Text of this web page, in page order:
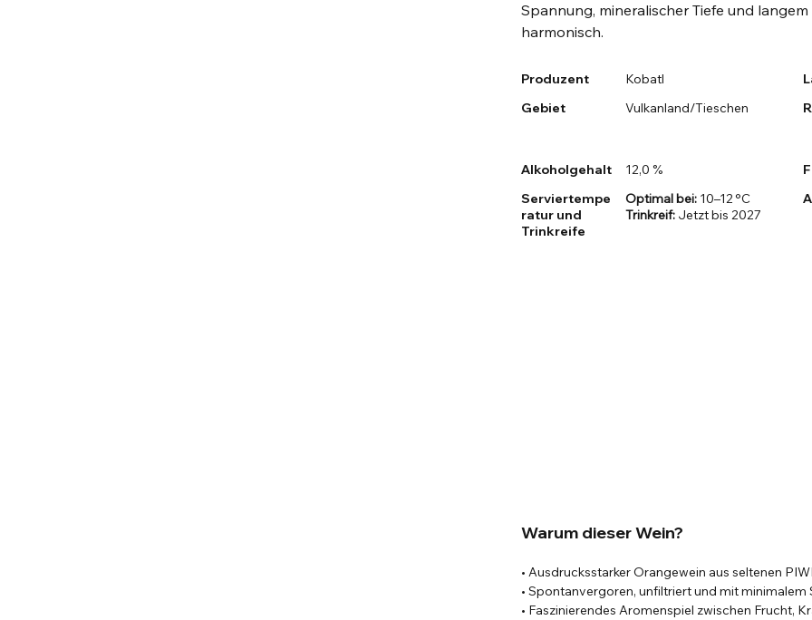
Spannung, mineralischer Tiefe und
harmonisch.
Produzent Kobatl
Gebiet
Vulkanland/Tieschen
Alkoholgehalt
12,0 %
Serviertempe
ratur und
Trinkreife
Optimal bei:10–12 °C
Trinkreif:Jetzt bis 2027
Warum dieser Wein?
• Ausdrucksstarker Orangewein aus seltenen
• Spontanvergoren, unfiltriert und mit minimalem
• Faszinierendes Aromenspiel zwischen Frucht,